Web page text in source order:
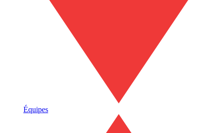
Équipes